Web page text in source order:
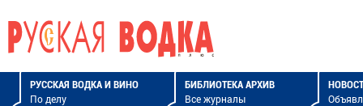
РУССКАЯ ВОДКА И ВИНО
По делу
БИБЛИОТЕКА АРХИВ
Все журналы